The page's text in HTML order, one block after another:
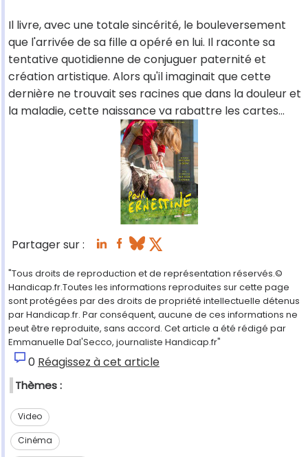
Il livre, avec une totale sincérité, le bouleversement
que l'arrivée de sa fille a opéré en lui. Il raconte sa
tentative quotidienne de conjuguer paternité et
création artistique. Alors qu'il imaginait que cette
dernière ne trouvait ses racines que dans la douleur et
la maladie, cette naissance va rabattre les cartes…
Partager sur :
"Tous droits de reproduction et de représentation réservés.©
Handicap.fr.Toutes les informations reproduites sur cette page
sont protégées par des droits de propriété intellectuelle détenus
par Handicap.fr. Par conséquent, aucune de ces informations ne
peut être reproduite, sans accord. Cet article a été rédigé par
Emmanuelle Dal'Secco, journaliste Handicap.fr"
0 Réagissez à cet article
Thèmes :
Video
Cinéma